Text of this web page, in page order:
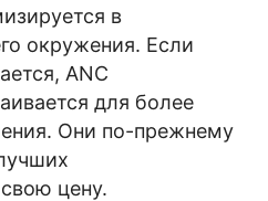
в
окружения. Если
ANC
для более
Они по-прежнему
цену.